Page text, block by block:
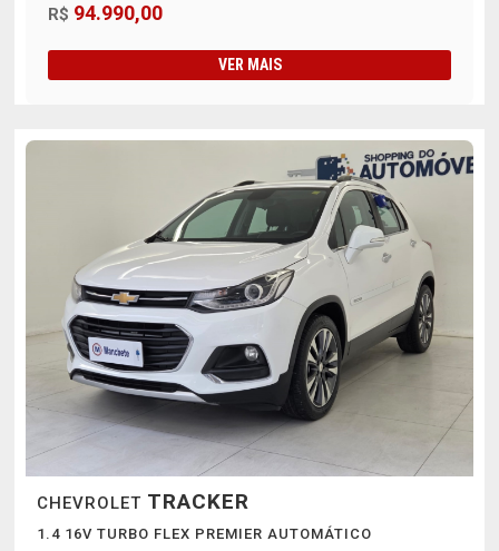
R$ 94.990,00
VER MAIS
CHEVROLET TRACKER
1.4 16V TURBO FLEX PREMIER AUTOMÁTICO